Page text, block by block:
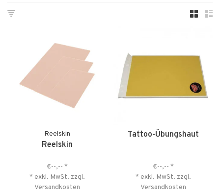
Reelskin
Reelskin
€--,-- *
* exkl. MwSt. zzgl.
Versandkosten
Tattoo-Übungshaut
€--,-- *
* exkl. MwSt. zzgl.
Versandkosten